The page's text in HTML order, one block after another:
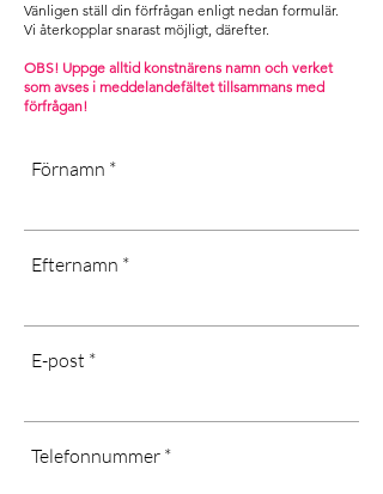
Vänligen ställ din förfrågan enligt nedan formulär.
Vi återkopplar snarast möjligt, därefter. ​
OBS! Uppge alltid konstnärens namn och verket
som avses i meddelandefältet tillsammans med
förfrågan!
Förnamn
Efternamn
E-post
Telefonnummer